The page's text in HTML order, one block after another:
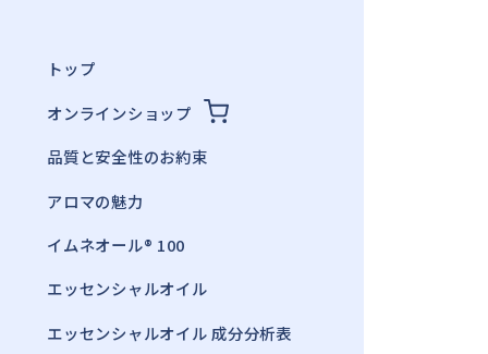
トップ
オンラインショップ
品質と安全性のお約束
アロマの魅力
イムネオール® 100
エッセンシャルオイル
エッセンシャルオイル 成分分析表
« エッセンシャルオイル一覧へ
エルバ・エルヴェティカのエッセンシャルオイル
パルマローザ
Cymbopogon martini